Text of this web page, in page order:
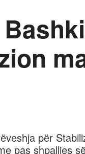
për
pas shpalljes